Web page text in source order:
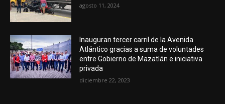
agosto 11, 2024
Inauguran tercer carril de la Avenida
Atlántico gracias a suma de voluntades
entre Gobierno de Mazatlán e iniciativa
privada
diciembre 22, 2023